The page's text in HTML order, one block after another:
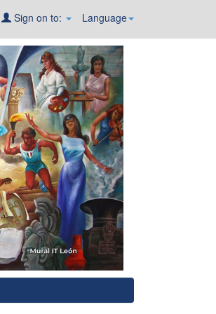
Language
Sign on to: